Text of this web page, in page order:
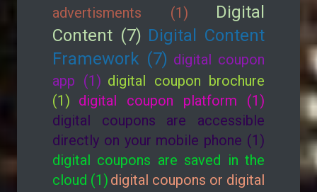
advertisments (1)
Digital
Content (7) Digital Content
Framework (7) digital coupon
app (1) digital coupon brochure
(1) digital coupon platform (1)
digital coupons are accessible
directly on your mobile phone (1)
digital coupons are saved in the
cloud (1) digital coupons or digital